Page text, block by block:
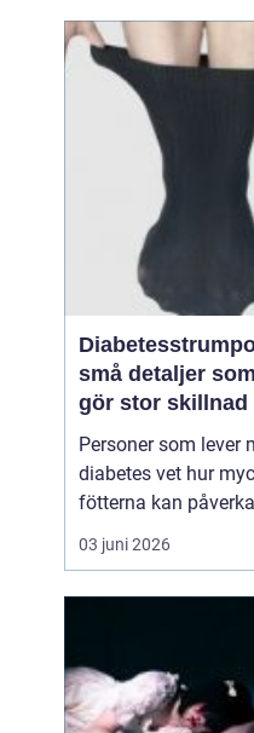
föräldrar vill fånga
här tiden på ett sätt
håller längre än
mobilbilder. Ett
små detaljer som
gör stor skillnad
känsliga fötter
Personer som lever
diabetes vet hur
fötterna kan påverka
vardagen. Nedsatt
känsel, sämre
kan utvecklas till ett
större sår. I den
03 juni 2026